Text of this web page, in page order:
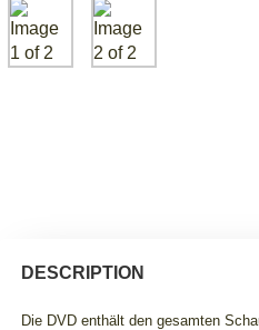
DESCRIPTION
Die DVD enthält den gesamten